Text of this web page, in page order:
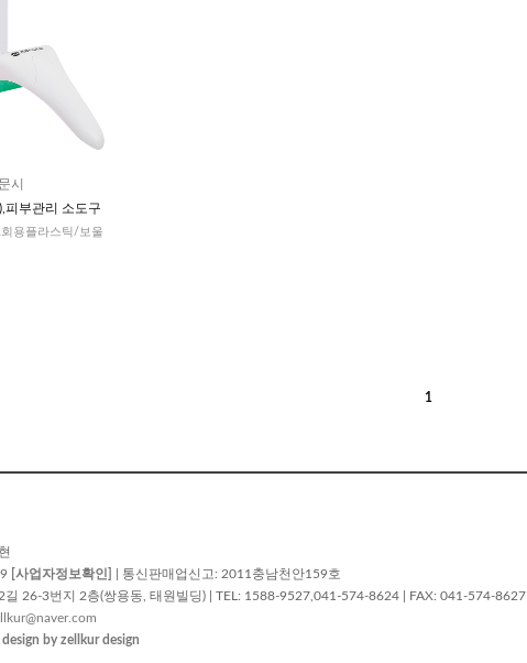
시
피부관리 소도구
용플라스틱/보울
1
[사업자정보확인]
| 통신판매업신고: 2011충남천안159호
길 26-3번지 2층(쌍용동, 태원빌딩) | TEL: 1588-9527,041-574-8624 | FAX: 041-574-8627
design by zellkur design